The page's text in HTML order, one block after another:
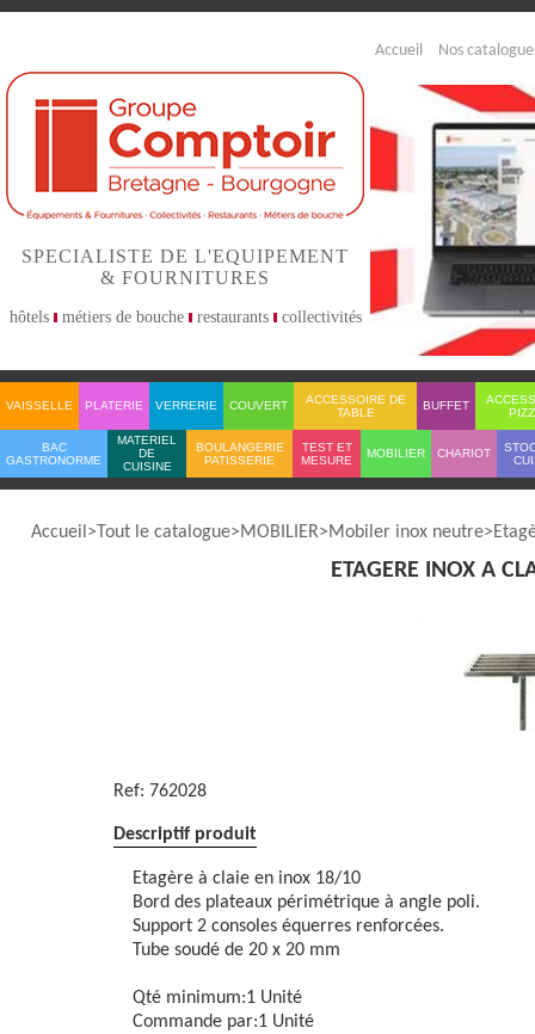
Accueil Nos
SPECIALISTE DE L'EQUIPEMENT
& FOURNITURES
hôtels métiers de bouche restaurants collectivités
VAISSELLE PLATERIE VERRERIE COUVERT
ACCESSOIRE DE
TABLE
BUFFET
BAC
GASTRONORME
MATERIEL
DE
CUISINE
BOULANGERIE
PATISSERIE
TEST ET
MESURE
MOBILIER CHARIOT
Accueil Tout le catalogue MOBILIER Mobiler inox neutre
ETAGERE INOX A
Ref: 762028
Descriptif produit
Etagère à claie en inox 18/10
Bord des plateaux périmétrique à angle poli.
Support 2 consoles équerres renforcées.
Tube soudé de 20 x 20 mm
Qté minimum:1 Unité
Commande par:1 Unité